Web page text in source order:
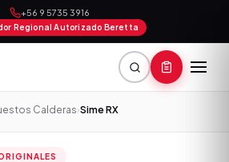
+56 9 5735 3916
Regional Autorizado Beretta
Calderas›Sime RX